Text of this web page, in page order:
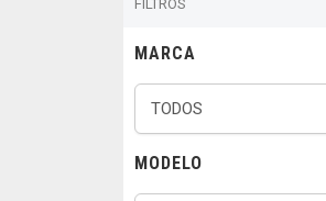
FILTROS
MARCA
MODELO